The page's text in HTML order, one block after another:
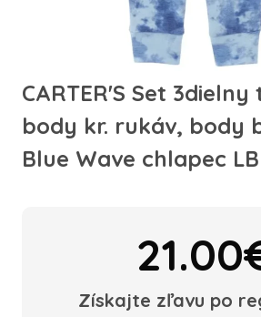
CARTER'S Set
body kr. rukáv, body
Blue Wave chlapec
Získajte zľavu po